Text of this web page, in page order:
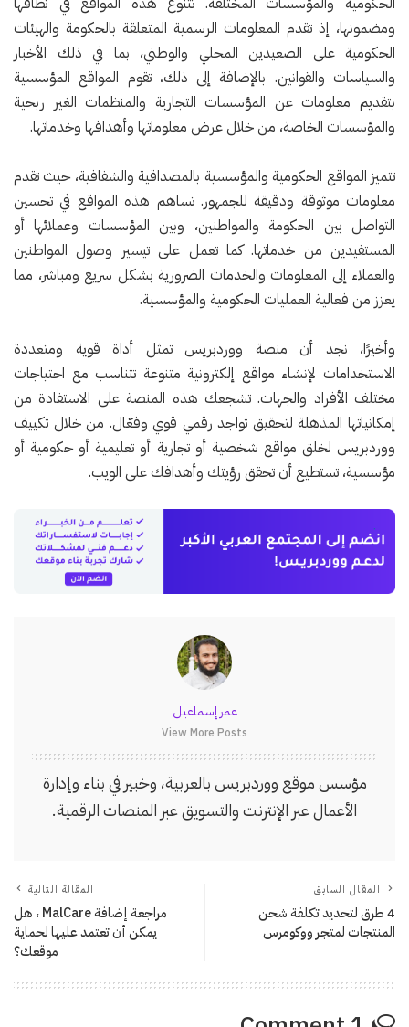
ومضمونها، إذ تقدم المعلومات الرسمية المتعلقة بالحكومة والهيئات
الحكومية على الصعيدين المحلي والوطني، بما في ذلك الأخبار
والسياسات والقوانين. بالإضافة إلى ذلك، تقوم المواقع المؤسسية
بتقديم معلومات عن المؤسسات التجارية والمنظمات الغير ربحية
والمؤسسات الخاصة، من خلال عرض معلوماتها وأهدافها وخدماتها.
تتميز المواقع الحكومية والمؤسسية بالمصداقية والشفافية، حيث تقدم
معلومات موثوقة ودقيقة للجمهور. تساهم هذه المواقع في تحسين
التواصل بين الحكومة والمواطنين، وبين المؤسسات وعملائها أو
المستفيدين من خدماتها. كما تعمل على تيسير وصول المواطنين
والعملاء إلى المعلومات والخدمات الضرورية بشكل سريع ومباشر، مما
يعزز من فعالية العمليات الحكومية والمؤسسية.
وأخيرًا، نجد أن منصة ووردبريس تمثل أداة قوية ومتعددة
الاستخدامات لإنشاء مواقع إلكترونية متنوعة تتناسب مع احتياجات
مختلف الأفراد والجهات. تشجعك هذه المنصة على الاستفادة من
إمكانياتها المذهلة لتحقيق تواجد رقمي قوي وفعّال. من خلال تكييف
ووردبريس لخلق مواقع شخصية أو تجارية أو تعليمية أو حكومية أو
مؤسسية، تستطيع أن تحقق رؤيتك وأهدافك على الويب.
عمر إسماعيل
View More Posts
مؤسس موقع ووردبريس بالعربية، وخبير في بناء وإدارة
الأعمال عبر الإنترنت والتسويق عبر المنصات الرقمية.
المقال السابق
4 طرق لتحديد تكلفة شحن
المنتجات لمتجر ووكومرس
المقالة التالية
مراجعة إضافة MalCare ، هل
يمكن أن تعتمد عليها لحماية
موقعك؟